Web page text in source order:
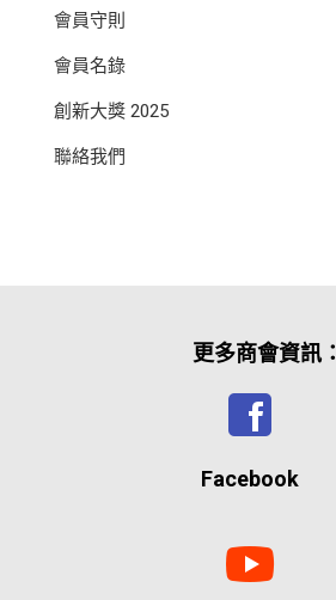
會員守則
會員名錄
創新大獎 2025
聯絡我們
更多商會資訊：
Facebook